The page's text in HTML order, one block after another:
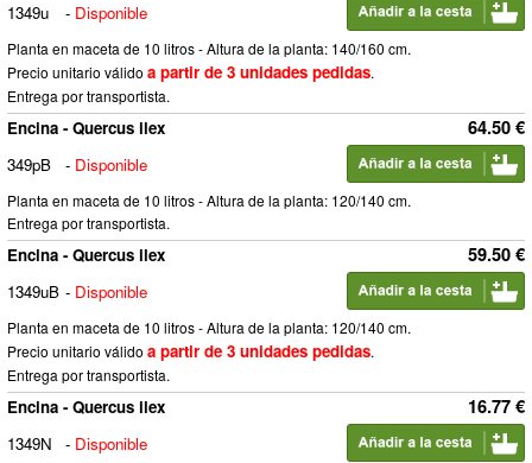
1349u
- Disponible
Planta en maceta de 10 litros - Altura de la planta: 140/160 cm.
Precio unitario válido a partir de 3 unidades pedidas.
Entrega por transportista.
64.50 €
Encina - Quercus ilex
349pB
- Disponible
Planta en maceta de 10 litros - Altura de la planta: 120/140 cm.
Entrega por transportista.
59.50 €
Encina - Quercus ilex
1349uB - Disponible
Planta en maceta de 10 litros - Altura de la planta: 120/140 cm.
Precio unitario válido a partir de 3 unidades pedidas.
Entrega por transportista.
16.77 €
Encina - Quercus ilex
1349N
- Disponible